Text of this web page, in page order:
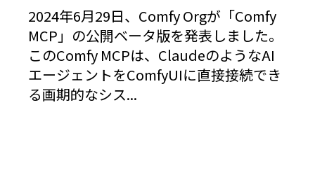
2024年6月29日、Comfy Orgが「Comfy
MCP」の公開ベータ版を発表しました。
このComfy MCPは、ClaudeのようなAI
エージェントをComfyUIに直接接続でき
る画期的なシス...